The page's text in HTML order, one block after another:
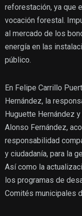
reforestación, ya que
vocación forestal.
al mercado de los
energía en las
público.
En Felipe Carrillo
Hernández, la
Huguette Hernández
Alonso Fernández,
responsabilidad
y ciudadanía, para la
Así como la
los programas de
Comités municipales